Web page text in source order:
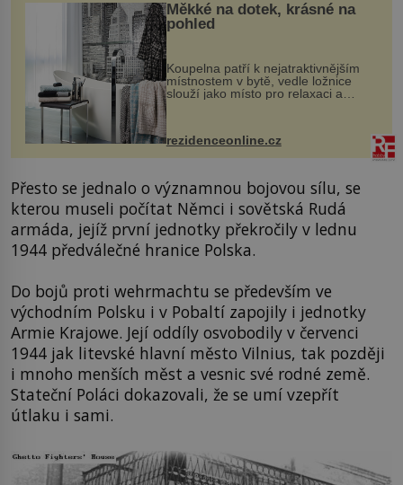
Měkké na dotek, krásné na
pohled
Koupelna patří k nejatraktivnějším
místnostem v bytě, vedle ložnice
slouží jako místo pro relaxaci a
odpočinek. Koupelnový textil –
ručníky, osušky a koberečky –
mohou jako mávnutím kouzelného
proutku...
rezidenceonline.cz
Přesto se jednalo o významnou bojovou sílu, se
kterou museli počítat Němci i sovětská Rudá
armáda, jejíž první jednotky překročily v lednu
1944 předválečné hranice Polska.
Do bojů proti wehrmachtu se především ve
východním Polsku i v Pobaltí zapojily i jednotky
Armie Krajowe. Její oddíly osvobodily v červenci
1944 jak litevské hlavní město Vilnius, tak později
i mnoho menších měst a vesnic své rodné země.
Stateční Poláci dokazovali, že se umí vzepřít
útlaku i sami.